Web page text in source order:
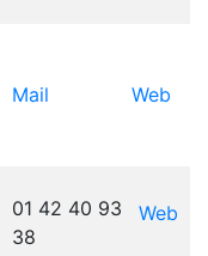
Mail Web
01 42 40 93
38
Web